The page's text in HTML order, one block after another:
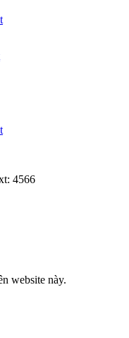
4566
website này.